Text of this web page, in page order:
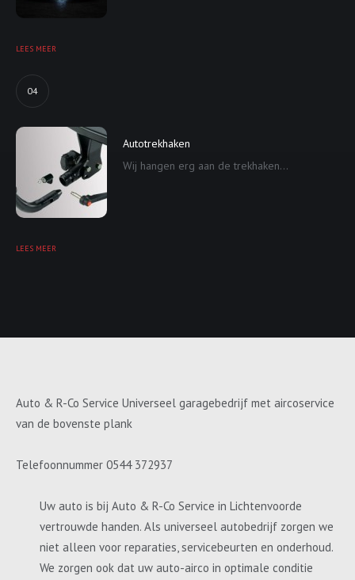
LEES MEER
04
Autotrekhaken
Wij hangen erg aan de trekhaken...
LEES MEER
Auto & R-Co Service Universeel garagebedrijf met aircoservice
van de bovenste plank
Telefoonnummer 0544 372937
Uw auto is bij Auto & R-Co Service in Lichtenvoorde
vertrouwde handen. Als universeel autobedrijf zorgen we
niet alleen voor reparaties, servicebeurten en onderhoud.
We zorgen ook dat uw auto-airco in optimale conditie